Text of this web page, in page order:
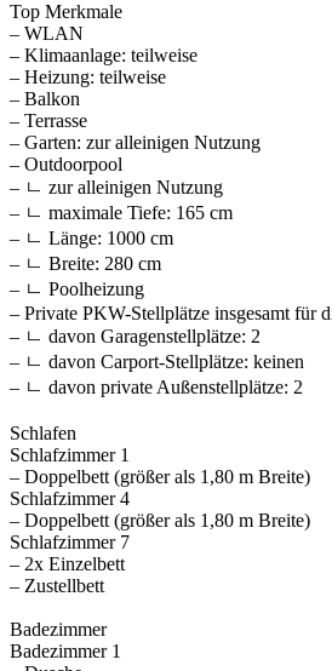
Top Merkmale
– WLAN
– Klimaanlage: teilweise
– Heizung: teilweise
– Balkon
– Terrasse
– Garten: zur alleinigen Nutzung
– Outdoorpool
– ㄴ zur alleinigen Nutzung
– ㄴ maximale Tiefe: 165 cm
– ㄴ Länge: 1000 cm
– ㄴ Breite: 280 cm
– ㄴ Poolheizung
– Private PKW-Stellplätze insgesamt für
– ㄴ davon Garagenstellplätze: 2
– ㄴ davon Carport-Stellplätze: keinen
– ㄴ davon private Außen­stellplätze: 2
Schlafen
Schlafzimmer 1
– Doppelbett (größer als 1,80 m Breite)
Schlafzimmer 4
– Doppelbett (größer als 1,80 m Breite)
Schlafzimmer 7
– 2x Einzelbett
– Zustellbett
Badezimmer
Badezimmer 1